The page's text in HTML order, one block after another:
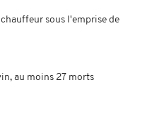
sous l'emprise de
au moins 27 morts